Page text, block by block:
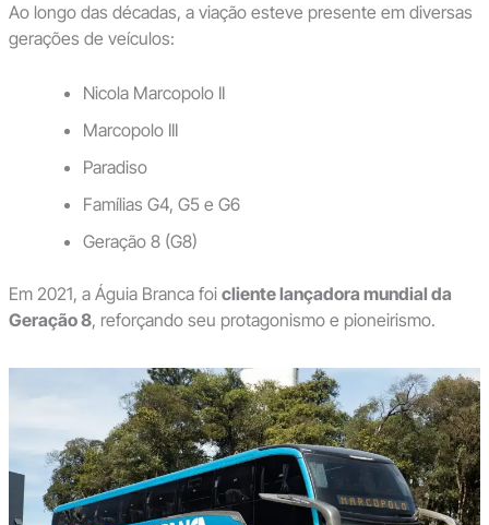
Ao longo das décadas, a viação esteve presente em diversas
gerações de veículos:
Nicola Marcopolo II
Marcopolo III
Paradiso
Famílias G4, G5 e G6
Geração 8 (G8)
Em 2021, a Águia Branca foi cliente lançadora mundial da
Geração 8, reforçando seu protagonismo e pioneirismo.